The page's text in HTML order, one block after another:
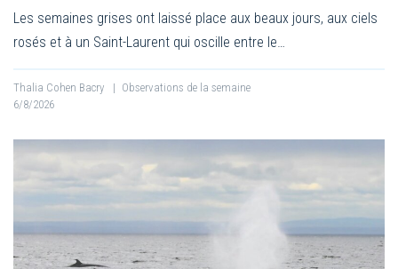
Les semaines grises ont laissé place aux beaux jours, aux ciels
rosés et à un Saint-Laurent qui oscille entre le…
Thalia Cohen Bacry | Observations de la semaine
6/8/2026